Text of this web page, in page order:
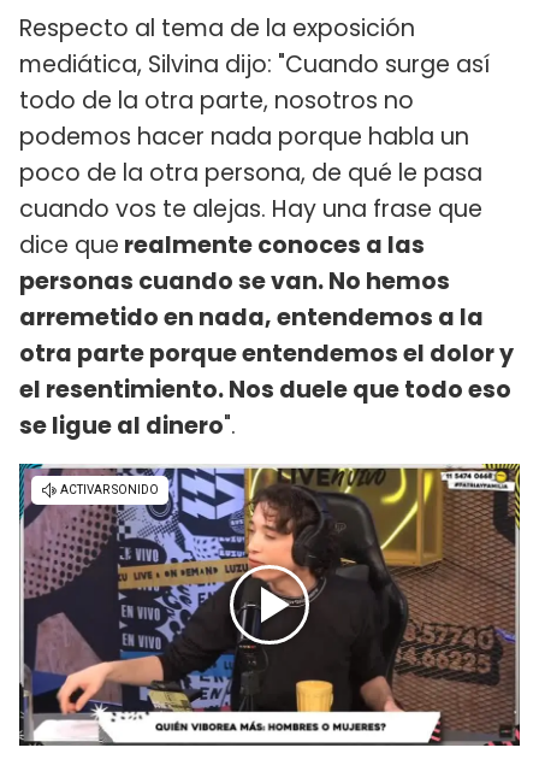
Respecto al tema de la exposición
mediática, Silvina dijo: "Cuando surge así
todo de la otra parte, nosotros no
podemos hacer nada porque habla un
poco de la otra persona, de qué le pasa
cuando vos te alejas. Hay una frase que
dice que realmente conoces a las
personas cuando se van. No hemos
arremetido en nada, entendemos a la
otra parte porque entendemos el dolor y
el resentimiento. Nos duele que todo eso
se ligue al dinero".